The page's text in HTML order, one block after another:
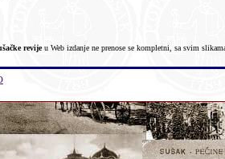
revijeu Web izdanje ne prenose se kompletni, sa svim